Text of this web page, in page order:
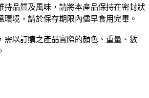
持品質及風味，請將本產品保持在密封狀
環境，請於保存期限內儘早食用完畢。
需以訂購之產品實際的顏色、重量、數